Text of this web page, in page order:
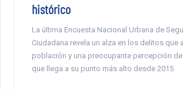
histórico
La última Encuesta Nacional Urbana de
Ciudadana revela un alza en los delitos que
población y una preocupante percepción
que llega a su punto más alto desde 2015.